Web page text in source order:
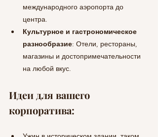
международного аэропорта до
центра.
Культурное и гастрономическое
разнообразие: Отели, рестораны,
магазины и достопримечательности
на любой вкус.
Идеи для вашего
корпоратива: